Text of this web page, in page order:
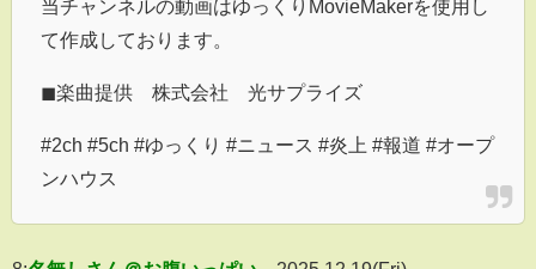
当チャンネルの動画はゆっくりMovieMakerを使用し
て作成しております。
◼︎楽曲提供 株式会社 光サプライズ
#2ch #5ch #ゆっくり #ニュース #炎上 #報道 #オープ
ンハウス